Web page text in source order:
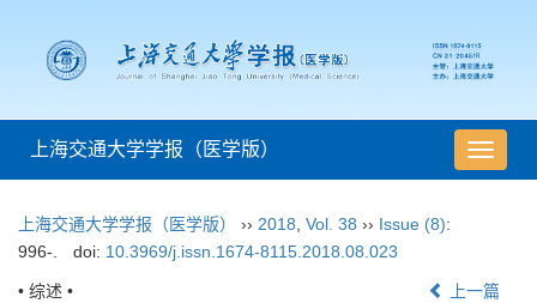
导
航
上海交通大学学报（医学版）
上海交通大学学报（医学版） ›› 2018 Vol. 38 ›› Issue (8):
996-.
doi: 10.3969/j.issn.1674-8115.2018.08.023
• 综述 • 上一篇